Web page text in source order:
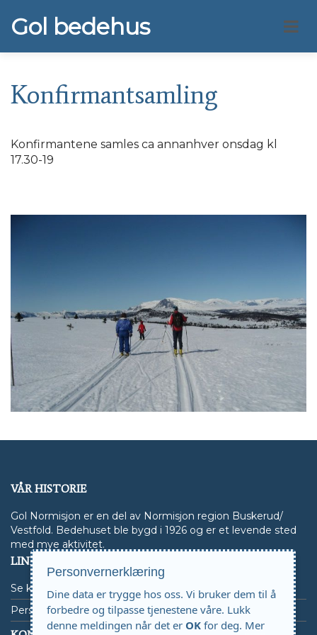
Gol bedehus
Konfirmantsamling
Konfirmantene samles ca annanhver onsdag kl
17.30-19
VÅR HISTORIE
Gol Normisjon er en del av Normisjon region Buskerud/
Vestfold. Bedehuset ble bygd i 1926 og er et levende sted
med mye aktivitet.
LINKER
Se kalender
Personvern
Personvernerklæring
Dine data er trygge hos oss. Vi bruker dem til å
forbedre og tilpasse tjenestene våre. Lukk
denne meldingen når det er OK for deg. Mer